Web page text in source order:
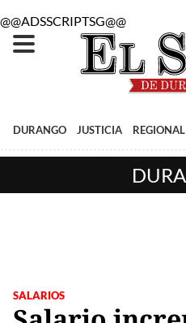
@@ADSSCRIPTSG@@
DURANGO JUSTICIA REGIONAL
SALARIOS